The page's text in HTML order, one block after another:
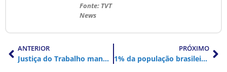
Fonte: TVT
News
ANTERIOR
Justiça do Trabalho manda governo Lula incluir JBS na ‘lista suja’ do trabalho escravo
PRÓXIMO
1% da população brasileira concentra 37% da riqueza do país, diz relatório da Fazenda